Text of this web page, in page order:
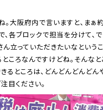
。大阪府内で言いますと、まぁ
、各ブロックで担当を分けて、
ん立っていただきたいなという
ころなんですけどね。そんなと
るところは、どんどんどんどん
目ください。